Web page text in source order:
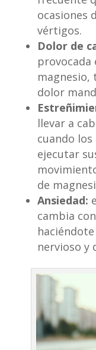
ocasiones
vértigos.
Dolor de
dolor
llevar a
cuando
ejecutar
de
Ansiedad:
cambia
nervioso y